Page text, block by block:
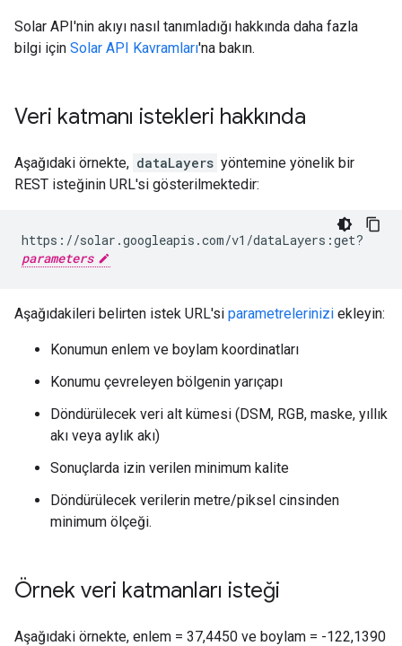
Solar API'nin akıyı nasıl tanımladığı hakkında daha fazla
bilgi için Solar API Kavramları'na bakın.
Veri katmanı istekleri hakkında
Aşağıdaki örnekte, dataLayers yöntemine yönelik bir
REST isteğinin URL'si gösterilmektedir:
https://solar.googleapis.com/v1/dataLayers:get?
parameters
Aşağıdakileri belirten istek URL'si parametrelerinizi ekleyin:
Konumun enlem ve boylam koordinatları
Konumu çevreleyen bölgenin yarıçapı
Döndürülecek veri alt kümesi (DSM, RGB, maske, yıllık
akı veya aylık akı)
Sonuçlarda izin verilen minimum kalite
Döndürülecek verilerin metre/piksel cinsinden
minimum ölçeği.
Örnek veri katmanları isteği
Aşağıdaki örnekte, enlem = 37,4450 ve boylam = -122,1390